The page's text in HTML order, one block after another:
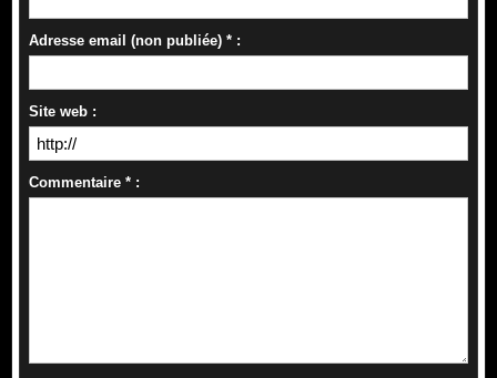
Adresse email (non publiée) * :
Site web :
Commentaire * :